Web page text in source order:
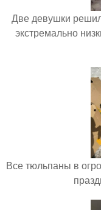
Две девушки
экстремально
Все тюльпаны в